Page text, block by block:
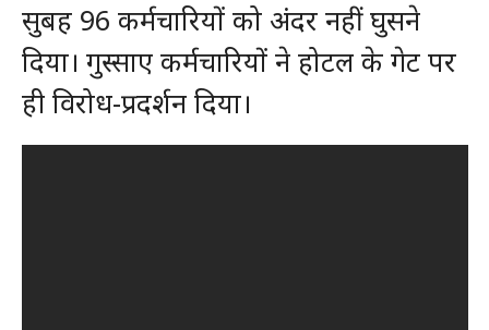
सुबह 96 कर्मचारियों को अंदर नहीं घुसने
दिया। गुस्‍साए कर्मचा‍रियों ने होटल के गेट पर
ही विरोध-प्रदर्शन दिया।